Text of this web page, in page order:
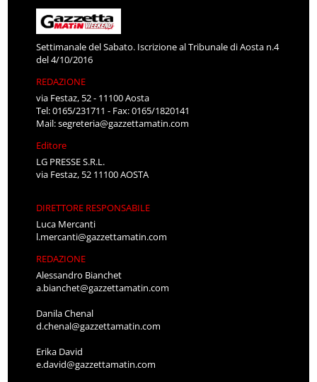
Settimanale del Sabato. Iscrizione al Tribunale di Aosta n.4
del 4/10/2016
REDAZIONE
via Festaz, 52 - 11100 Aosta
Tel: 0165/231711 - Fax: 0165/1820141
Mail:segreteria@gazzettamatin.com
Editore
LG PRESSE S.R.L.
via Festaz, 52 11100 AOSTA
DIRETTORE RESPONSABILE
Luca Mercanti
l.mercanti@gazzettamatin.com
REDAZIONE
Alessandro Bianchet
a.bianchet@gazzettamatin.com
Danila Chenal
d.chenal@gazzettamatin.com
Erika David
e.david@gazzettamatin.com